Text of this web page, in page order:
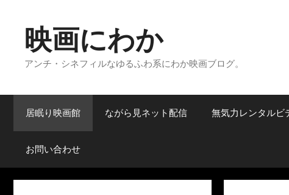
ス
映画にわか
アンチ・シネフィルなゆるふわ系にわか映画ブログ。
居眠り映画館 ながら見ネット配信 無気力レンタルビ
お問い合わせ